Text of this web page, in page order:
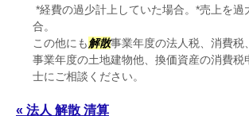
*経費の過少計上していた場合。*売上を過
この他にも解散事業年度の法人税、消費税
事業年度の土地建物他、換価資産の消費税
士にご相談ください。
« 法人 解散 清算